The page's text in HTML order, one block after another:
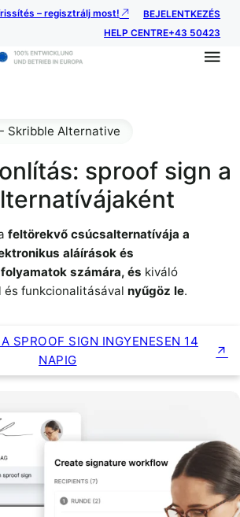
– regisztrálj most!
BEJELENTKEZÉS
HELP CENTRE+43 50423
sproof sign a
Skribble Alternative
feltörekvő csúcsalternatívája a
aláírások és
számára, és kiváló
és funkcionalitásával nyűgöz le.
SPROOF SIGN INGYENESEN 14
NAPIG